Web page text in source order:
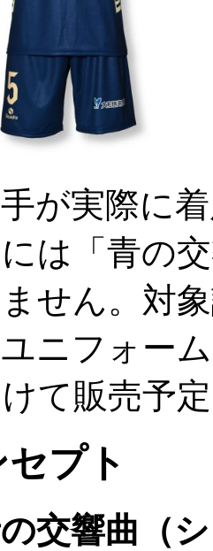
が実際に
は「青の
せん。対
ニフォー
て販売予
セプト
の交響曲（